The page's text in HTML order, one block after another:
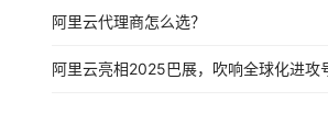
阿里云代理商怎么选？
阿里云亮相2025巴展，吹响全球化进攻